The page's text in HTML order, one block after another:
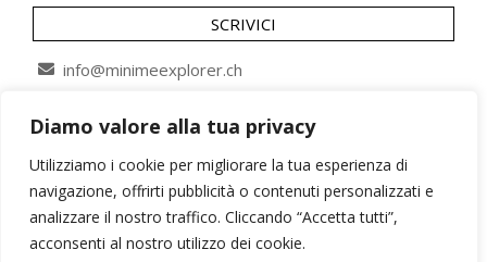
Diamo valore alla tua privacy
Utilizziamo i cookie per migliorare la tua esperienza di
navigazione, offrirti pubblicità o contenuti personalizzati e
analizzare il nostro traffico. Cliccando “Accetta tutti”,
acconsenti al nostro utilizzo dei cookie.
SCRIVICI
info@minimeexplorer.ch